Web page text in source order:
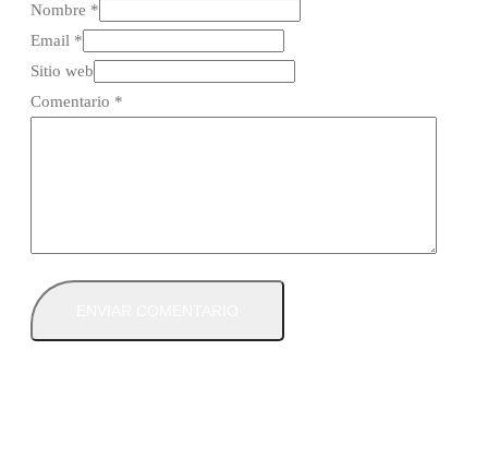
Nombre *
Email *
Sitio web
Comentario *